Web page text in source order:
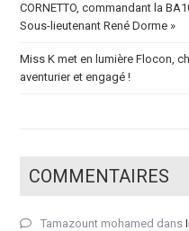
CORNETTO, commandant la
Sous-lieutenant René Dorme »
Miss K met en lumière Flocon,
aventurier et engagé !
COMMENTAIRES
Tamazount mohamed dans